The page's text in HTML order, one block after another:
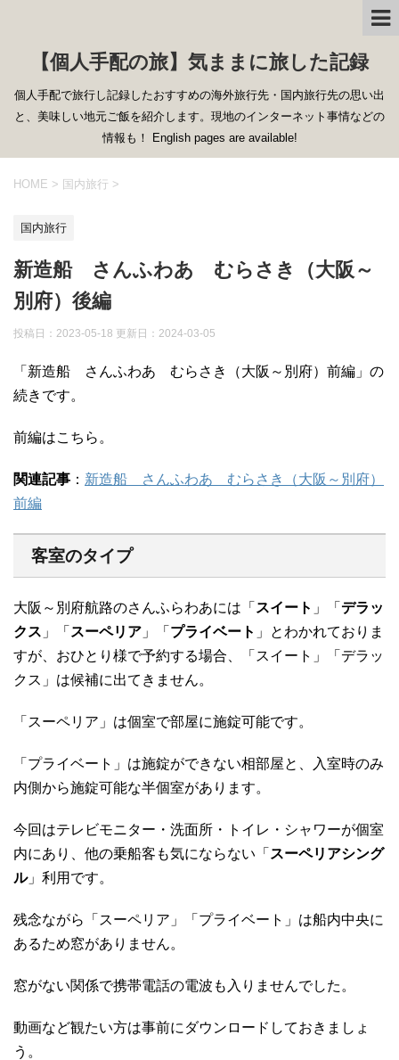
【個人手配の旅】気ままに旅した記録
個人手配で旅行し記録したおすすめの海外旅行先・国内旅行先の思い出
と、美味しい地元ご飯を紹介します。現地のインターネット事情などの
情報も！ English pages are available!
HOME > 国内旅行 >
国内旅行
新造船 さんふわあ むらさき（大阪～
別府）後編
投稿日：2023-05-18 更新日： 2024-03-05
「新造船 さんふわあ むらさき（大阪～別府）前編」の
続きです。
前編はこちら。
関連記事 ： 新造船 さんふわあ むらさき（大阪～別府）
前編
客室のタイプ
大阪～別府航路のさんふらわあには「 スイート 」「 デラッ
クス 」「 スーペリア 」「 プライベート 」とわかれておりま
すが、おひとり様で予約する場合、「スイート」「デラッ
クス」は候補に出てきません。
「スーペリア」は個室で部屋に施錠可能です。
「プライベート」は施錠ができない相部屋と、入室時のみ
内側から施錠可能な半個室があります。
今回はテレビモニター・洗面所・トイレ・シャワーが個室
内にあり、他の乗船客も気にならない「 スーペリアシング
ル」利用です。
残念ながら「スーペリア」「プライベート」は船内中央に
あるため窓がありません。
窓がない関係で携帯電話の電波も入りませんでした。
動画など観たい方は事前にダウンロードしておきましょ
う。